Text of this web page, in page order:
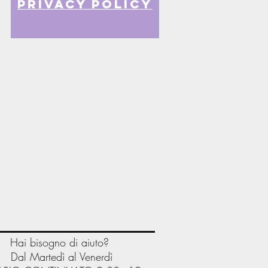
privacy policy
Hai bisogno di aiuto?
Dal Martedì al Venerdì